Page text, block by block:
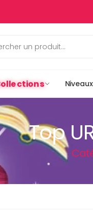
Niveaux
Top